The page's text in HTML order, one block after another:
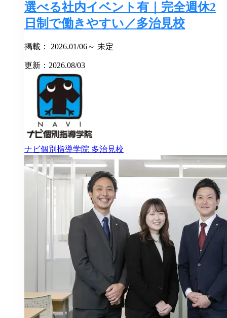
選べる社内イベント有｜完全週休2
日制で働きやすい／多治見校
掲載： 2026.01/06～ 未定
更新：2026.08/03
ナビ個別指導学院 多治見校